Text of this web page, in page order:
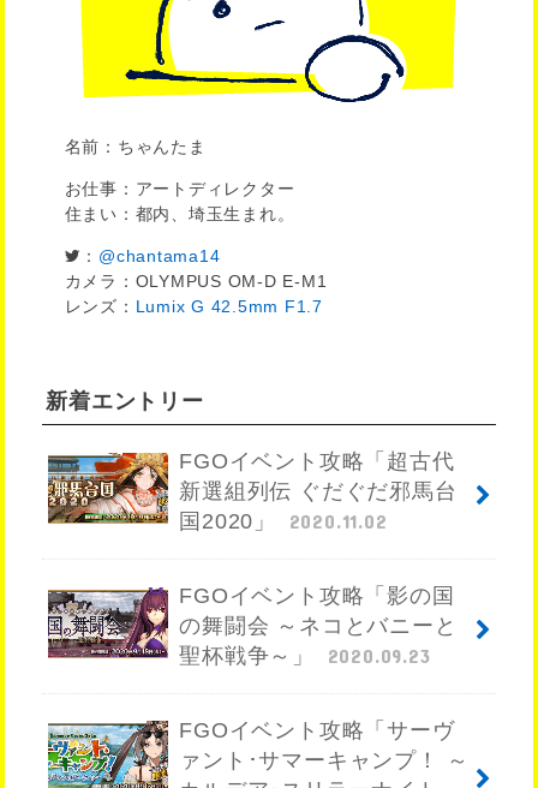
名前：ちゃんたま
お仕事：アートディレクター
住まい：都内、埼玉生まれ。
： @chantama14
カメラ：OLYMPUS OM-D E-M1
レンズ： Lumix G 42.5mm F1.7
新着エントリー
FGOイベント攻略「超古代
新選組列伝 ぐだぐだ邪馬台
国2020」
2020.11.02
FGOイベント攻略「影の国
の舞闘会 ～ネコとバニーと
聖杯戦争～」
2020.09.23
FGOイベント攻略「サーヴ
ァント･サマーキャンプ！ ～